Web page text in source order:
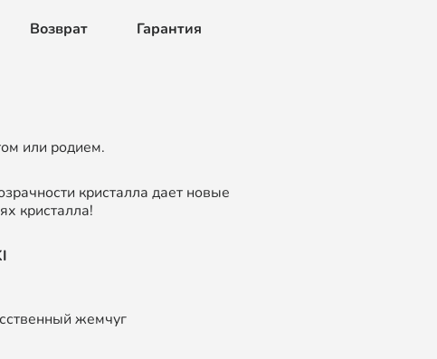
Возврат Гарантия
или родием.
кристалла дает новые
кристалла!
жемчуг